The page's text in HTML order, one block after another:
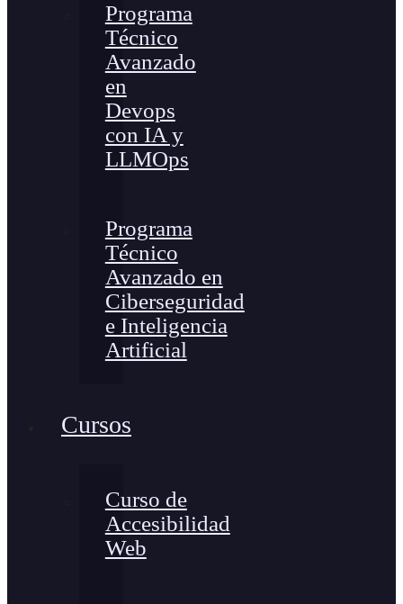
Programa
Técnico
Avanzado
en
Devops
con IA y
LLMOps
Programa
Técnico
Avanzado en
Ciberseguridad
e Inteligencia
Artificial
Cursos
Curso de
Accesibilidad
Web